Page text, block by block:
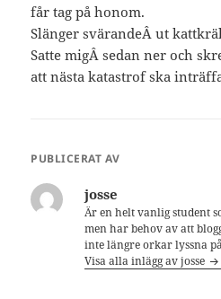
får tag på honom.
Slänger svärandeÂ ut
Satte migÂ sedan ner och
att nästa katastrof ska
PUBLICERAT AV
josse
Är en helt vanlig student
men har behov av att
inte längre orkar lyssna
Visa alla inlägg av josse